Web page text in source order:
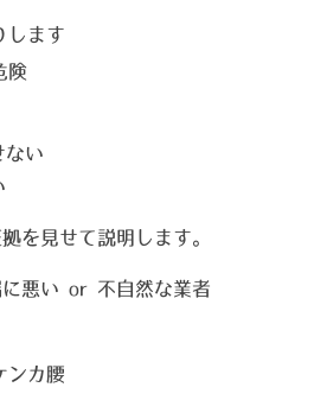
します
険
ない
を見せて説明 します。
悪い or 不自然な業者
ンカ腰